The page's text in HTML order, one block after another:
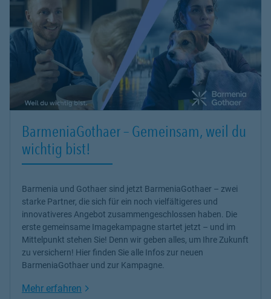
BarmeniaGothaer – Gemeinsam, weil du
wichtig bist!
Barmenia und Gothaer sind jetzt BarmeniaGothaer – zwei
starke Partner, die sich für ein noch vielfältigeres und
innovativeres Angebot zusammengeschlossen haben. Die
erste gemeinsame Imagekampagne startet jetzt – und im
Mittelpunkt stehen Sie! Denn wir geben alles, um Ihre Zukunft
zu versichern! Hier finden Sie alle Infos zur neuen
BarmeniaGothaer und zur Kampagne.
Mehr erfahren Link Opens in New Tab